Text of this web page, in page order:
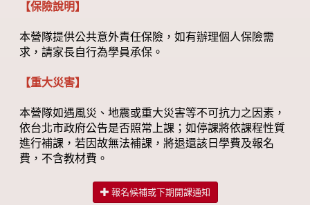
【保險說明】
本營隊提供公共意外責任保險，如有辦理個人保險需
求，請家長自行為學員承保。
【重大災害】
本營隊如遇風災、地震或重大災害等不可抗力之因素，
依台北市政府公告是否照常上課；如停課將依課程性質
進行補課，若因故無法補課，將退還該日學費及報名
費，不含教材費。
報名候補或下期開課通知